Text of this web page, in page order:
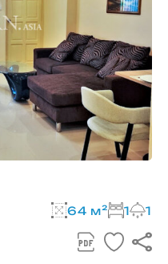
64 м² 1 1